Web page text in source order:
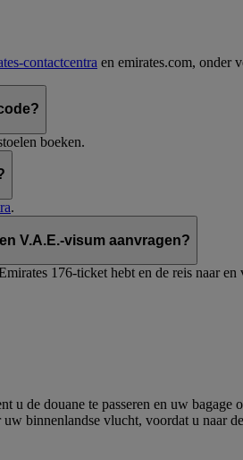
contactcentra en emirates.com, onder
boeken.
.
V.A.E.-visum aanvragen?
176-ticket hebt en de reis naar
de douane te passeren en uw
binnenlandse vlucht, voordat u naar